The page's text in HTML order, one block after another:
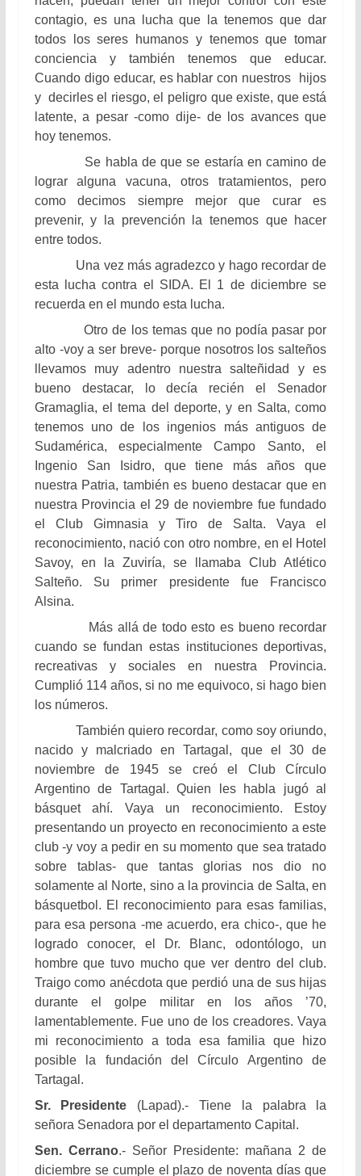
contagio, es una lucha que la tenemos que dar
todos los seres humanos y tenemos que tomar
conciencia y también tenemos que educar.
Cuando digo educar, es hablar con nuestros hijos
y decirles el riesgo, el peligro que existe, que está
latente, a pesar -como dije- de los avances que
hoy tenemos.
Se habla de que se estaría en camino de
lograr alguna vacuna, otros tratamientos, pero
como decimos siempre mejor que curar es
prevenir, y la prevención la tenemos que hacer
entre todos.
Una vez más agradezco y hago recordar de
esta lucha contra el SIDA. El 1 de diciembre se
recuerda en el mundo esta lucha.
Otro de los temas que no podía pasar por
alto -voy a ser breve- porque nosotros los salteños
llevamos muy adentro nuestra salteñidad y es
bueno destacar, lo decía recién el Senador
Gramaglia, el tema del deporte, y en Salta, como
tenemos uno de los ingenios más antiguos de
Sudamérica, especialmente Campo Santo, el
Ingenio San Isidro, que tiene más años que
nuestra Patria, también es bueno destacar que en
nuestra Provincia el 29 de noviembre fue fundado
el Club Gimnasia y Tiro de Salta. Vaya el
reconocimiento, nació con otro nombre, en el Hotel
Savoy, en la Zuviría, se llamaba Club Atlético
Salteño. Su primer presidente fue Francisco
Alsina.
Más allá de todo esto es bueno recordar
cuando se fundan estas instituciones deportivas,
recreativas y sociales en nuestra Provincia.
Cumplió 114 años, si no me equivoco, si hago bien
los números.
También quiero recordar, como soy oriundo,
nacido y malcriado en Tartagal, que el 30 de
noviembre de 1945 se creó el Club Círculo
Argentino de Tartagal. Quien les habla jugó al
básquet ahí. Vaya un reconocimiento. Estoy
presentando un proyecto en reconocimiento a este
club -y voy a pedir en su momento que sea tratado
sobre tablas- que tantas glorias nos dio no
solamente al Norte, sino a la provincia de Salta, en
básquetbol. El reconocimiento para esas familias,
para esa persona -me acuerdo, era chico-, que he
logrado conocer, el Dr. Blanc, odontólogo, un
hombre que tuvo mucho que ver dentro del club.
Traigo como anécdota que perdió una de sus hijas
durante el golpe militar en los años ’70,
lamentablemente. Fue uno de los creadores. Vaya
mi reconocimiento a toda esa familia que hizo
posible la fundación del Círculo Argentino de
Tartagal.
Sr. Presidente (Lapad).- Tiene la palabra la
señora Senadora por el departamento Capital.
Sen. Cerrano.- Señor Presidente: mañana 2 de
diciembre se cumple el plazo de noventa días que